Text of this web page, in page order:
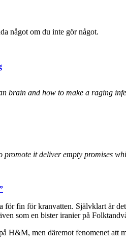
något om du inte gör något.
brain and how to make a raging
promote it deliver empty promises
fin för kranvatten. Självklart är
som en bister iranier på
H&M, men däremot fenomenet